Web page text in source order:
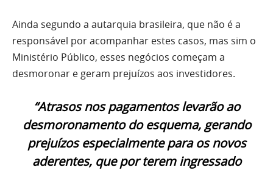
Ainda segundo a autarquia brasileira, que não é a
responsável por acompanhar estes casos, mas sim o
Ministério Público, esses negócios começam a
desmoronar e geram prejuízos aos investidores.
“Atrasos nos pagamentos levarão ao
desmoronamento do esquema, gerando
prejuízos especialmente para os novos
aderentes, que por terem ingressado